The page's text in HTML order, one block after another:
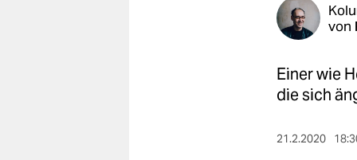
von
Einer wie
die sich
21.2.2020